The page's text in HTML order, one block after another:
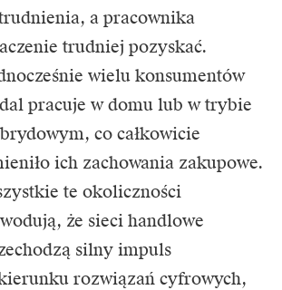
a pracownika
trudniej pozyskać.
wielu konsumentów
pracuje w domu lub w trybie
co całkowicie
ich zachowania zakupowe.
te okoliczności
że sieci handlowe
silny impuls
rozwiązań cyfrowych,